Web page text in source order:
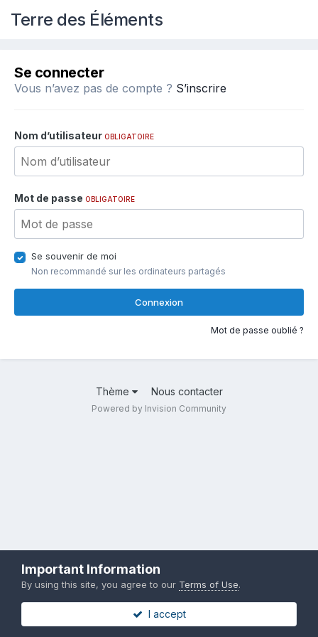
Terre des Éléments
Se connecter
Vous n’avez pas de compte ? S’inscrire
Nom d’utilisateur OBLIGATOIRE
Mot de passe OBLIGATOIRE
Se souvenir de moi
Non recommandé sur les ordinateurs partagés
Connexion
Mot de passe oublié ?
Thème Nous contacter
Powered by Invision Community
Important Information
By using this site, you agree to our Terms of Use.
I accept